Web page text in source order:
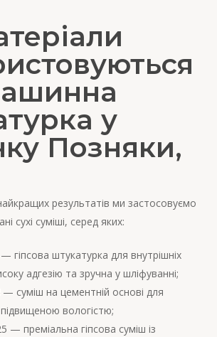
у
Позняки,
результатів ми застосовуємо
сухі суміші, серед яких:
гіпсова штукатурка для внутрішніх
адгезію та зручна у шліфуванні;
— суміш на цементній основі для
вологістю;
— преміальна гіпсова суміш із